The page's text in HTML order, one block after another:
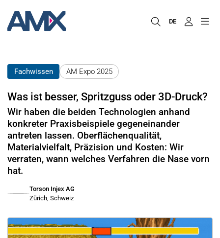
DE
Fachwissen AM Expo 2025
Was ist besser, Spritzguss oder 3D-Druck?
Wir haben die beiden Technologien anhand
konkreter Praxisbeispiele gegeneinander
antreten lassen. Oberflächenqualität,
Materialvielfalt, Präzision und Kosten: Wir
verraten, wann welches Verfahren die Nase vorn
hat.
Torson Injex AG
Zürich, Schweiz